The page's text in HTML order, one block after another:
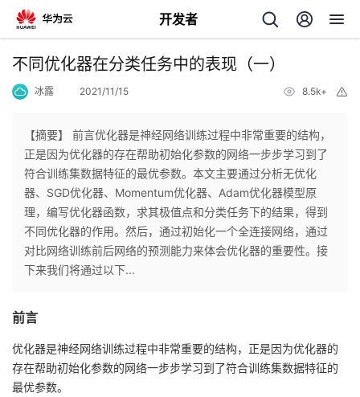
开发者
返
个
人
主
页
我
的
开
发
者
不同优化器在分类任务中的表现（一）
冰露 2021/11/15 8.5k+
【摘要】 前言优化器是神经网络训练过程中非常重要的结构，
正是因为优化器的存在帮助初始化参数的网络一步步学习到了
符合训练集数据特征的最优参数。本文主要通过分析无优化
器、SGD优化器、Momentum优化器、Adam优化器模型原
理，编写优化器函数，求其极值点和分类任务下的结果，得到
不同优化器的作用。然后，通过初始化一个全连接网络，通过
对比网络训练前后网络的预测能力来体会优化器的重要性。接
下来我们将通过以下...
前言
优化器是神经网络训练过程中非常重要的结构，正是因为优化器的
存在帮助初始化参数的网络一步步学习到了符合训练集数据特征的
最优参数。